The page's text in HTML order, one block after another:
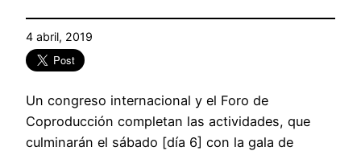
4 abril, 2019
Un congreso internacional y el Foro de
Coproducción completan las actividades, que
culminarán el sábado [día 6] con la gala de